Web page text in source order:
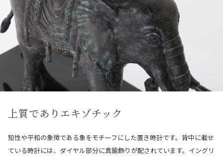
上質でありエキゾチック
知性や平和の象徴である象をモチーフにした置き時計です。背中に載せ
ている時計には、ダイヤル部分に真鍮飾りが配されています。イングリ